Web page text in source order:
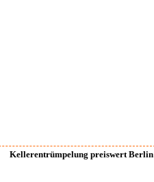
Kellerentrümpelung preiswert Berlin